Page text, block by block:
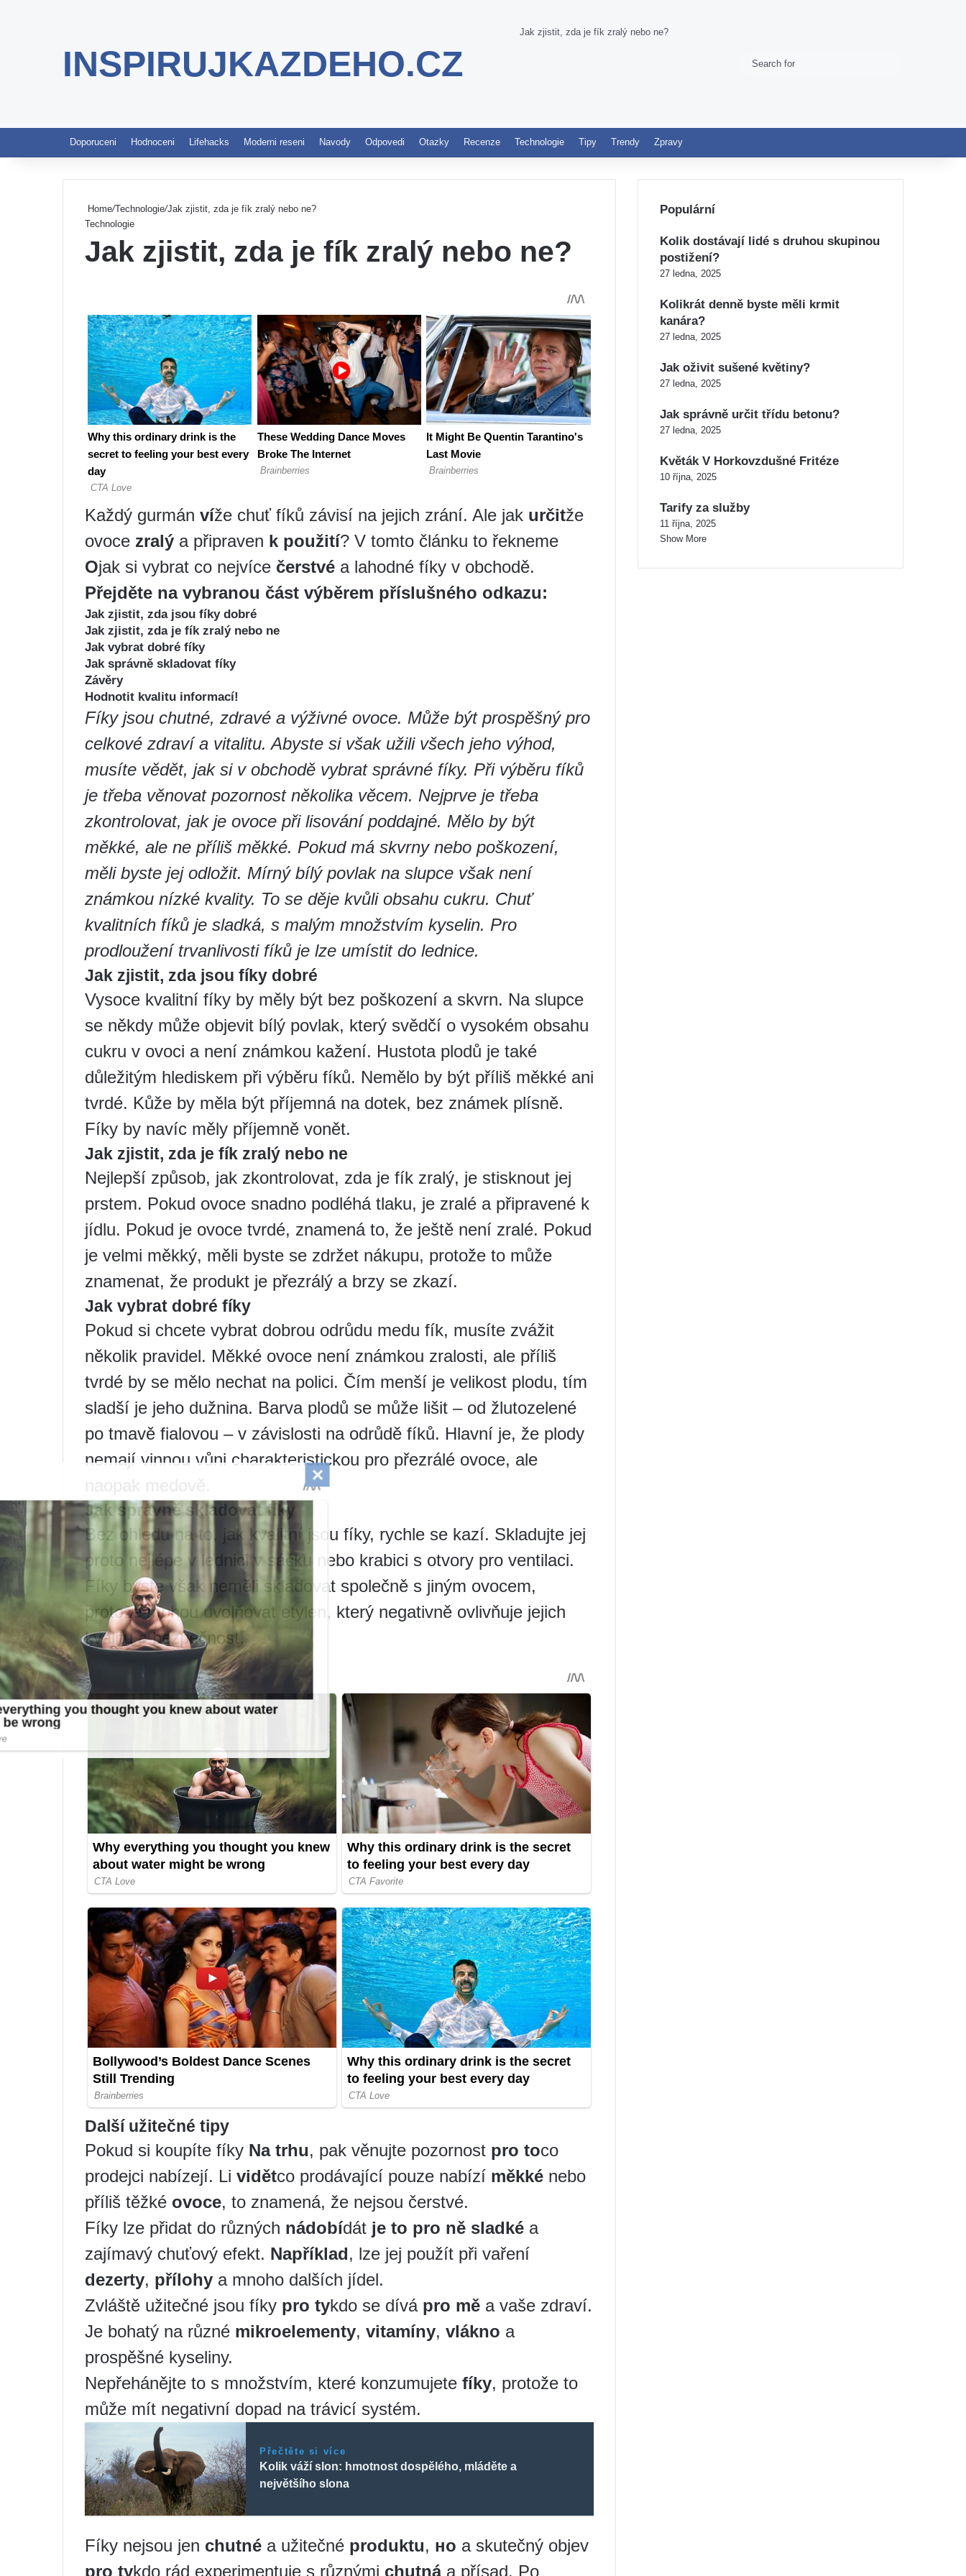
INSPIRUJKAZDEHO.CZ
Jak zjistit, zda je fík zralý nebo ne?
Switch skin
Doporuceni Hodnoceni Lifehacks Moderni reseni Navody Odpovedi Otazky Recenze Technologie Tipy Trendy Zpravy
Home/Technologie/Jak zjistit, zda je fík zralý nebo ne?
Technologie
Jak zjistit, zda je fík zralý nebo ne?
Každý gurmán víže chuť fíků závisí na jejich zrání. Ale jak určitže
ovoce zralý a připraven k použití? V tomto článku to řekneme
Ojak si vybrat co nejvíce čerstvé a lahodné fíky v obchodě.
Přejděte na vybranou část výběrem příslušného odkazu:
Jak zjistit, zda jsou fíky dobré
Jak zjistit, zda je fík zralý nebo ne
Jak vybrat dobré fíky
Jak správně skladovat fíky
Závěry
Hodnotit kvalitu informací!
Fíky jsou chutné, zdravé a výživné ovoce. Může být prospěšný pro
celkové zdraví a vitalitu. Abyste si však užili všech jeho výhod,
musíte vědět, jak si v obchodě vybrat správné fíky. Při výběru fíků
je třeba věnovat pozornost několika věcem. Nejprve je třeba
zkontrolovat, jak je ovoce při lisování poddajné. Mělo by být
měkké, ale ne příliš měkké. Pokud má skvrny nebo poškození,
měli byste jej odložit. Mírný bílý povlak na slupce však není
známkou nízké kvality. To se děje kvůli obsahu cukru. Chuť
kvalitních fíků je sladká, s malým množstvím kyselin. Pro
prodloužení trvanlivosti fíků je lze umístit do lednice.
Jak zjistit, zda jsou fíky dobré
Vysoce kvalitní fíky by měly být bez poškození a skvrn. Na slupce
se někdy může objevit bílý povlak, který svědčí o vysokém obsahu
cukru v ovoci a není známkou kažení. Hustota plodů je také
důležitým hlediskem při výběru fíků. Nemělo by být příliš měkké ani
tvrdé. Kůže by měla být příjemná na dotek, bez známek plísně.
Fíky by navíc měly příjemně vonět.
Jak zjistit, zda je fík zralý nebo ne
Nejlepší způsob, jak zkontrolovat, zda je fík zralý, je stisknout jej
prstem. Pokud ovoce snadno podléhá tlaku, je zralé a připravené k
jídlu. Pokud je ovoce tvrdé, znamená to, že ještě není zralé. Pokud
je velmi měkký, měli byste se zdržet nákupu, protože to může
znamenat, že produkt je přezrálý a brzy se zkazí.
Jak vybrat dobré fíky
Pokud si chcete vybrat dobrou odrůdu medu fík, musíte zvážit
několik pravidel. Měkké ovoce není známkou zralosti, ale příliš
tvrdé by se mělo nechat na polici. Čím menší je velikost plodu, tím
sladší je jeho dužnina. Barva plodů se může lišit – od žlutozelené
po tmavě fialovou – v závislosti na odrůdě fíků. Hlavní je, že plody
nemají vinnou vůni charakteristickou pro přezrálé ovoce, ale
naopak medově.
Jak správně skladovat fíky
Bez ohledu na to, jak kvalitní jsou fíky, rychle se kazí. Skladujte jej
proto nejlépe v lednici v sáčku nebo krabici s otvory pro ventilaci.
Fíky byste však neměli skladovat společně s jiným ovocem,
protože mohou uvolňovat etylen, který negativně ovlivňuje jejich
kvalitu a bezpečnost.
Další užitečné tipy
Pokud si koupíte fíky Na trhu, pak věnujte pozornost pro toco
prodejci nabízejí. Li vidětco prodávající pouze nabízí měkké nebo
příliš těžké ovoce, to znamená, že nejsou čerstvé.
Fíky lze přidat do různých nádobídát je to pro ně sladké a
zajímavý chuťový efekt. Například, lze jej použít při vaření
dezerty, přílohy a mnoho dalších jídel.
Zvláště užitečné jsou fíky pro tykdo se dívá pro mě a vaše zdraví.
Je bohatý na různé mikroelementy, vitamíny, vlákno a
prospěšné kyseliny.
Nepřehánějte to s množstvím, které konzumujete fíky, protože to
může mít negativní dopad na trávicí systém.
Přečtěte si více
Kolik váží slon: hmotnost dospělého, mláděte a
největšího slona
Fíky nejsou jen chutné a užitečné produktu, но a skutečný objev
pro tykdo rád experimentuje s různými chutná a přísad. Po
Populární
Kolik dostávají lidé s druhou skupinou
postižení?
27 ledna, 2025
Kolikrát denně byste měli krmit
kanára?
27 ledna, 2025
Jak oživit sušené květiny?
27 ledna, 2025
Jak správně určit třídu betonu?
27 ledna, 2025
Květák V Horkovzdušné Fritéze
10 října, 2025
Tarify za služby
11 října, 2025
Show More